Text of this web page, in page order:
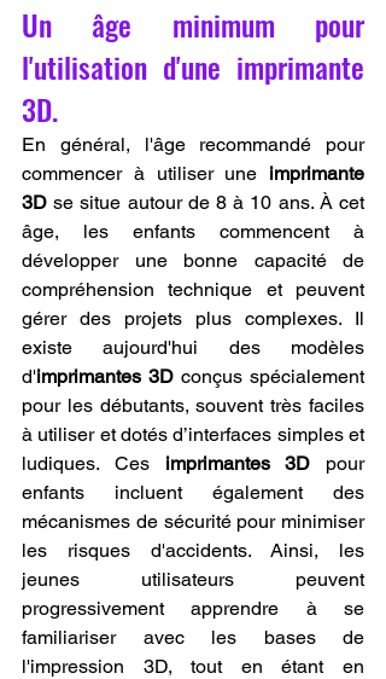
Un âge minimum pour
l'utilisation d'une imprimante
3D.
En général, l'âge recommandé pour
commencer à utiliser une imprimante
3D se situe autour de 8 à 10 ans. À cet
âge, les enfants commencent à
développer une bonne capacité de
compréhension technique et peuvent
gérer des projets plus complexes. Il
existe aujourd'hui des modèles
d'imprimantes 3D conçus spécialement
pour les débutants, souvent très faciles
à utiliser et dotés d’interfaces simples et
ludiques. Ces imprimantes 3D pour
enfants incluent également des
mécanismes de sécurité pour minimiser
les risques d'accidents. Ainsi, les
jeunes utilisateurs peuvent
progressivement apprendre à se
familiariser avec les bases de
l'impression 3D, tout en étant en